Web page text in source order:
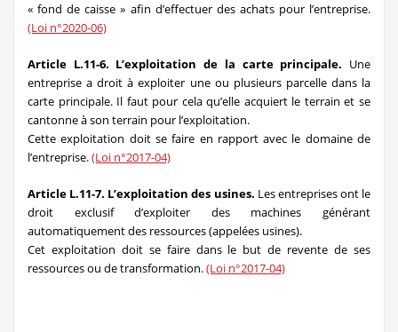
« fond de caisse » afin d’effectuer des achats pour l’entreprise.
(Loi n°2020-06)
Article L.11-6. L’exploitation de la carte principale. Une
entreprise a droit à exploiter une ou plusieurs parcelle dans la
carte principale. Il faut pour cela qu’elle acquiert le terrain et se
cantonne à son terrain pour l’exploitation.
Cette exploitation doit se faire en rapport avec le domaine de
l’entreprise.(Loi n°2017-04)
Article L.11-7. L’exploitation des usines. Les entreprises ont le
droit exclusif d’exploiter des machines générant
automatiquement des ressources (appelées usines).
Cet exploitation doit se faire dans le but de revente de ses
ressources ou de transformation.(Loi n°2017-04)